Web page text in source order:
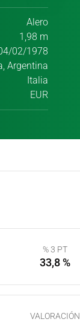
Alero
1,98 m
02/1978
Argentina
Italia
EUR
% 3 PT
33,8 %
VALORACIÓN